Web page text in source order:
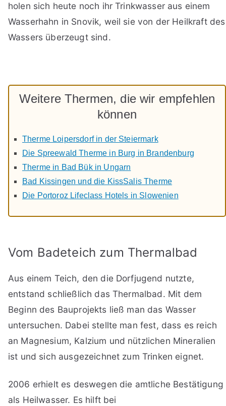
holen sich heute noch ihr Trinkwasser aus einem
Wasserhahn in Snovik, weil sie von der Heilkraft des
Wassers überzeugt sind.
Weitere Thermen, die wir empfehlen
können
Therme Loipersdorf in der Steiermark
Die Spreewald Therme in Burg in Brandenburg
Therme in Bad Bük in Ungarn
Bad Kissingen und die KissSalis Therme
Die Portoroz Lifeclass Hotels in Slowenien
Vom Badeteich zum Thermalbad
Aus einem Teich, den die Dorfjugend nutzte,
entstand schließlich das Thermalbad. Mit dem
Beginn des Bauprojekts ließ man das Wasser
untersuchen. Dabei stellte man fest, dass es reich
an Magnesium, Kalzium und nützlichen Mineralien
ist und sich ausgezeichnet zum Trinken eignet.
2006 erhielt es deswegen die amtliche Bestätigung
als Heilwasser. Es hilft bei